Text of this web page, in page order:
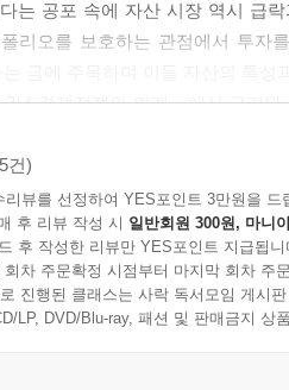
는 공포 속에 자산 시장 역시 급
리오를 보호하는 관점에서 투
년 경제전쟁의 미래』에서 금리
단편적인 이야기만 담고 끝내지
, 이를 바탕으로 어떻게 포트폴리
제 유튜브 채널 <경제의 신과
사람이라면 이 책에서도 글로벌
건)
리뷰를 선정하여 YES포인트 3만원을 드
후 리뷰 작성 시 일반회원 300원, 마니
후 작성한 리뷰만 YES포인트 지급됩니
회차 주문확정 시점부터 마지막 회차 주
진행된 클래스는 사락 독서모임 게시
LP, DVD/Blu-ray, 패션 및 판매금지 상